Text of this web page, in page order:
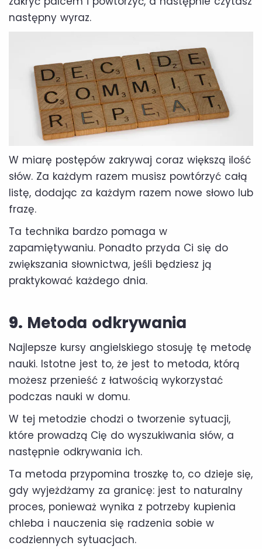
następny wyraz.
W miarę postępów zakrywaj coraz większą ilość
słów. Za każdym razem musisz powtórzyć całą
listę, dodając za każdym razem nowe słowo lub
frazę.
Ta technika bardzo pomaga w
zapamiętywaniu. Ponadto przyda Ci się do
zwiększania słownictwa, jeśli będziesz ją
praktykować każdego dnia.
9. Metoda odkrywania
Najlepsze kursy angielskiego stosuję tę metodę
nauki. Istotne jest to, że jest to metoda, którą
możesz przenieść z łatwością wykorzystać
podczas nauki w domu.
W tej metodzie chodzi o tworzenie sytuacji,
które prowadzą Cię do wyszukiwania słów, a
następnie odkrywania ich.
Ta metoda przypomina troszkę to, co dzieje się,
gdy wyjeżdżamy za granicę: jest to naturalny
proces, ponieważ wynika z potrzeby kupienia
chleba i nauczenia się radzenia sobie w
codziennych sytuacjach.